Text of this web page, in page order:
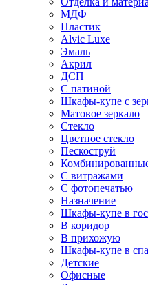
МДФ
Пластик
Alvic Luxe
Эмаль
Акрил
ДСП
С патиной
Шкафы-купе с
Матовое зеркало
Стекло
Цветное стекло
Пескоструй
С витражами
С фотопечатью
Назначение
Шкафы-купе в
В коридор
В прихожую
Шкафы-купе в
Детские
Офисные